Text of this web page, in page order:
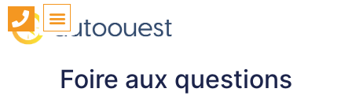
Foire aux questions